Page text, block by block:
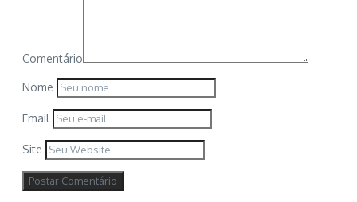
Comentário
Nome
Email
Site